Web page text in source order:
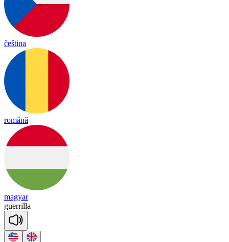
čeština
română
magyar
guerrilla